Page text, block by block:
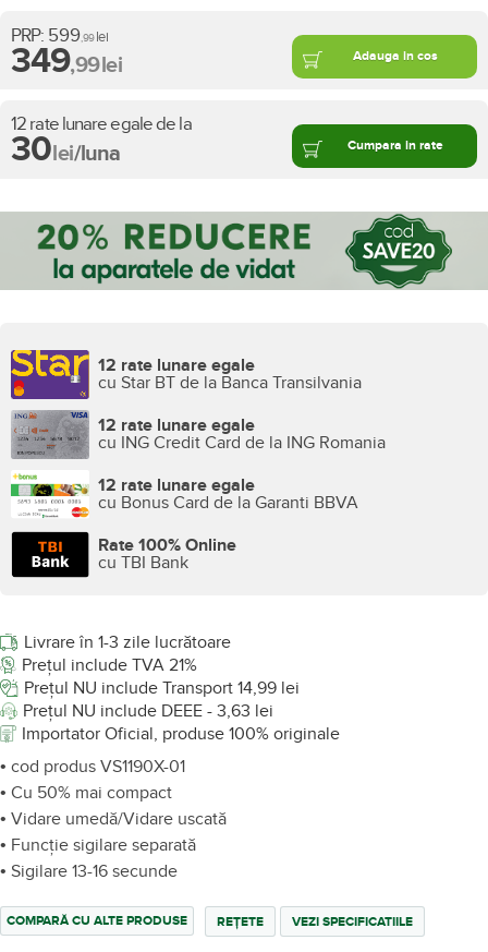
PRP:599,99 lei
349,99lei Adauga in cos
12 rate lunare egale de la
30lei/luna
12 rate lunare egale
cu Star BT de la Banca Transilvania
12 rate lunare egale
cu ING Credit Card de la ING Romania
12 rate lunare egale
cu Bonus Card de la Garanti BBVA
Rate 100% Online